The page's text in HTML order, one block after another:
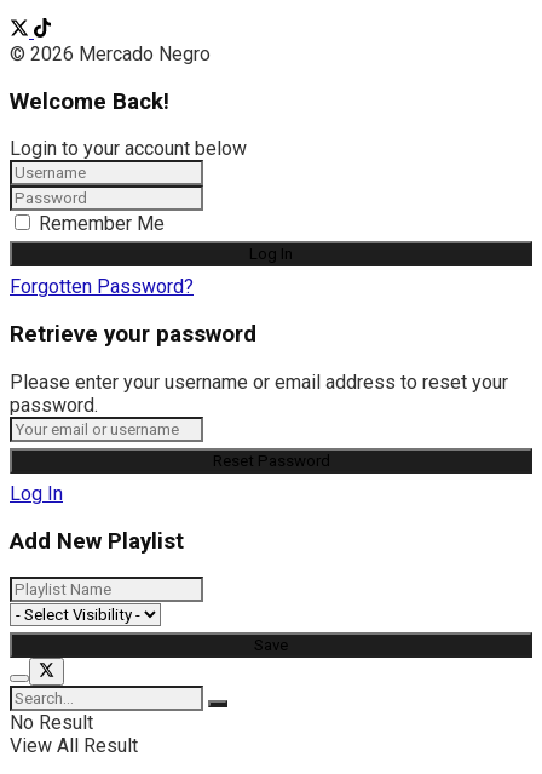
© 2026 Mercado Negro
Welcome Back!
Login to your account below
Remember Me
Forgotten Password?
Retrieve your password
Please enter your username or email address to reset your
password.
Log In
Add New Playlist
No Result
View All Result